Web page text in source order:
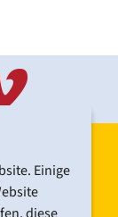
Einige